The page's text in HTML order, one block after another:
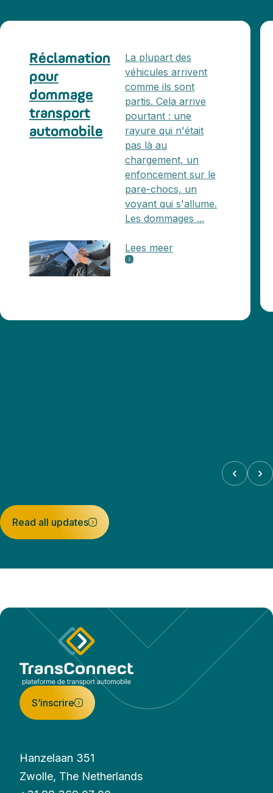
Réclamation
pour
dommage
transport
automobile
La plupart des
véhicules arrivent
comme ils sont
partis. Cela arrive
pourtant : une
rayure qui n'était
pas là au
chargement, un
enfoncement sur le
pare-chocs, un
voyant qui s'allume.
Les dommages ...
Lees meer
‹ ›
Read all updates
S’inscrire
Hanzelaan 351
Zwolle, The Netherlands